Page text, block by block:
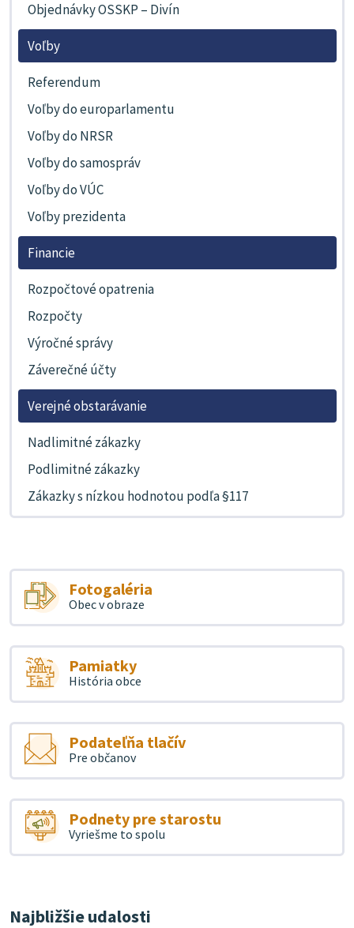
Objednávky OSSKP – Divín
Voľby
Referendum
Voľby do europarlamentu
Voľby do NRSR
Voľby do samospráv
Voľby do VÚC
Voľby prezidenta
Financie
Rozpočtové opatrenia
Rozpočty
Výročné správy
Záverečné účty
Verejné obstarávanie
Nadlimitné zákazky
Podlimitné zákazky
Zákazky s nízkou hodnotou podľa §117
Fotogaléria
Obec v obraze
Pamiatky
História obce
Podateľňa tlačív
Pre občanov
Podnety pre starostu
Vyriešme to spolu
Najbližšie udalosti